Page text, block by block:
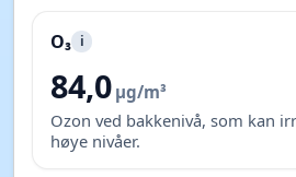
O₃ i
84,0 µg/m³
Ozon ved bakkenivå, som kan
høye nivåer.